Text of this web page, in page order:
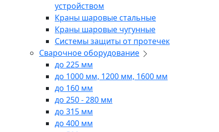
устройством
Краны шаровые стальные
Краны шаровые чугунные
Системы защиты от протечек
Сварочное оборудование
до 225 мм
до 1000 мм, 1200 мм, 1600 мм
до 160 мм
до 250 - 280 мм
до 315 мм
до 400 мм